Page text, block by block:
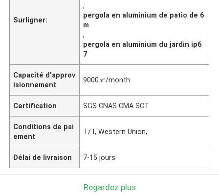
Surligner:
,
pergola en aluminium de patio de 6
m
,
pergola en aluminium du jardin ip6
7
Capacité d'approv
isionnement
9000㎡/month
Certification SGS CNAS CMA SCT
Conditions de pai
ement
T/T, Western Union,
Délai de livraison 7-15 jours
Regardez plus